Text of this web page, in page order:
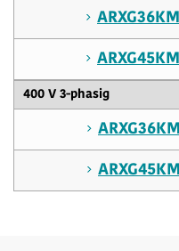
400 V 3-phasig